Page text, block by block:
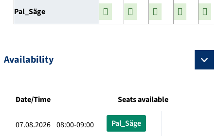
Pal_Säge
Availability
Date/Time Seats available
07.08.2026 08:00-09:00 Pal_Säge